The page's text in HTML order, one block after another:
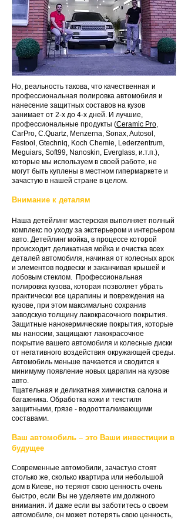
Но, реальность такова, что качественная и
профессиональная полировка автомобиля и
нанесение защитных составов на кузов
занимает от 2-х до 4-х дней. И лучшие,
профессиональные продукты (Ceramic Pro,
CarPro, C.Quartz, Menzerna, Sonax, Autosol,
Festool, Gtechniq, Koch Chemie, Lederzentrum,
Meguiars, Soft99, Nanoskin, Everglass, и.т.п.),
которые мы используем в своей работе, не
могут быть куплены в местном гипермаркете и
зачастую в нашей стране в целом.
Внимание к деталям
Наша детейлинг мастерская выполняет полный
комплекс по уходу за экстерьером и интерьером
авто. Детейлинг мойка, в процессе которой
происходит деликатная мойка и очистка всех
деталей автомобиля, начиная от колесных арок
и элементов подвески и заканчивая крышей и
лобовым стеклом. Профессиональная
полировка кузова, которая позволяет убрать
практически все царапины и повреждения на
кузове, при этом максимально сохранив
заводскую толщину лакокрасочного покрытия.
Защитные нанокермические покрытия, которые
мы наносим, защищают лакокрасочное
покрытие вашего автомобиля и колесные диски
от негативного воздействия окружающей среды.
Автомобиль меньше пачкается и сводится к
минимуму появление новых царапин на кузове
авто.
Тщательная и деликатная химчистка салона и
багажника. Обработка кожи и текстиля
защитными, грязе - водоотталкивающими
составами.
Ваш автомобиль – это Ваши инвестиции в
будущее
Современные автомобили, зачастую стоят
столько же, сколько квартира или небольшой
дом в Киеве, но теряют свою ценность очень
быстро, если Вы не уделяете им должного
внимания. И даже если вы заботитесь о своем
автомобиле, он может потерять свою ценность,